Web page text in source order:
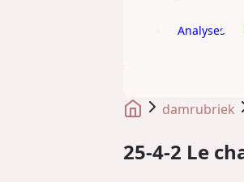
Analyses
damrubriek
25-4-2 Le